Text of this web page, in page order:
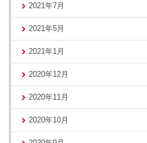
2021年7月
2021年5月
2021年1月
2020年12月
2020年11月
2020年10月